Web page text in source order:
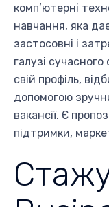
комп’ютерні
навчання, яка
застосовні і
галузі
свій профіль,
допомогою
вакансії. Є
підтримки,